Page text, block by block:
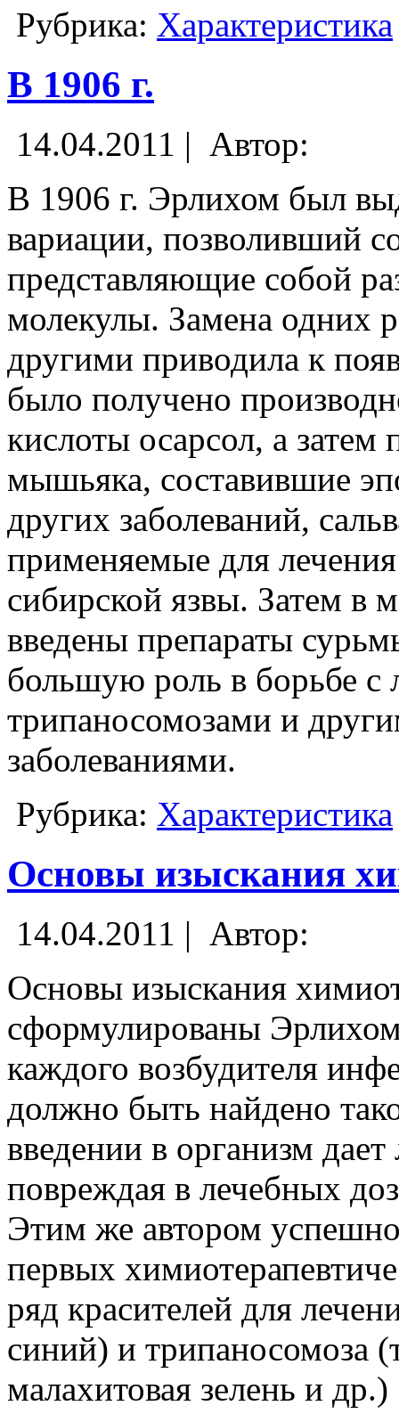
Рубрика: Характеристика
В 1906 г.
14.04.2011 | Автор:
В 1906 г. Эрлихом был
вариации, позволивший
представляющие собой
молекулы. Замена одних
другими приводила к
было получено
кислоты осарсол, а затем
мышьяка, составившие
других заболеваний,
применяемые для
сибирской язвы. Затем в
введены препараты
большую роль в борьбе
трипаносомозами и
заболеваниями.
Рубрика: Характеристика
Основы изыскания
14.04.2011 | Автор:
Основы изыскания
сформулированы
каждого возбудителя
должно быть найдено
введении в организм
повреждая в лечебных
Этим же автором
первых
ряд красителей для
синий) и трипаносомоза
малахитовая зелень и др.)